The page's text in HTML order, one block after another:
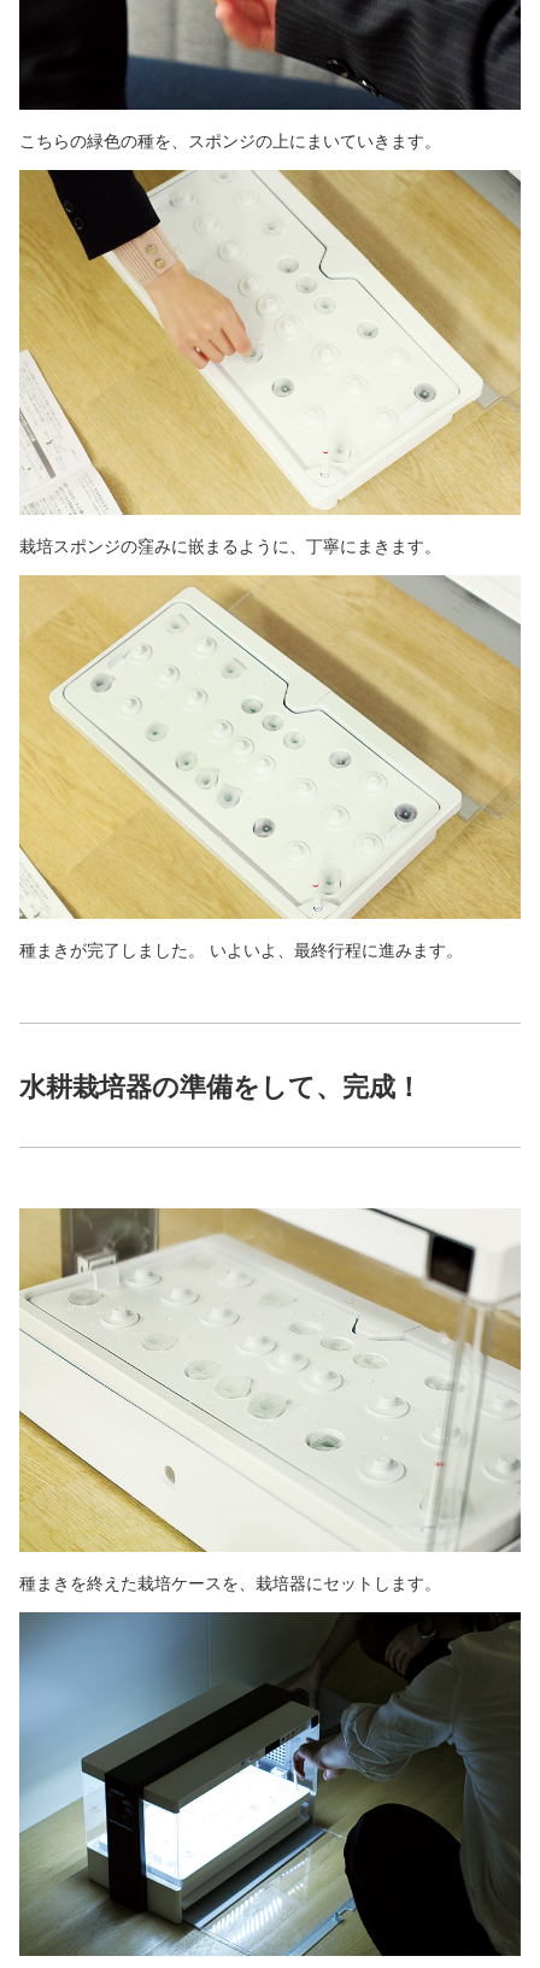
こちらの緑色の種を、スポンジの上にまいていきます。
栽培スポンジの窪みに嵌まるように、丁寧にまきます。
種まきが完了しました。 いよいよ、最終行程に進みます。
水耕栽培器の準備をして、完成！
種まきを終えた栽培ケースを、栽培器にセットします。